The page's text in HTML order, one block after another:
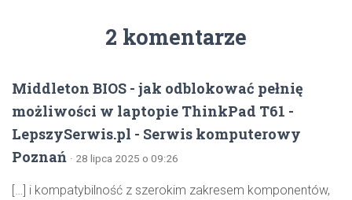
2 komentarze
Middleton BIOS - jak odblokować pełnię
możliwości w laptopie ThinkPad T61 -
LepszySerwis.pl - Serwis komputerowy
Poznań · 28 lipca 2025 o 09:26
[…] i kompatybilność z szerokim zakresem komponentów,